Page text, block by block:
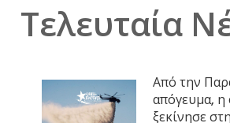
Τελευταία
Από την
απόγευμα,
ξεκίνησε